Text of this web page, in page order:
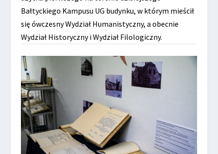
Bałtyckiego Kampusu UG budynku, w którym mieścił
się ówczesny Wydział Humanistyczny, a obecnie
Wydział Historyczny i Wydział Filologiczny.